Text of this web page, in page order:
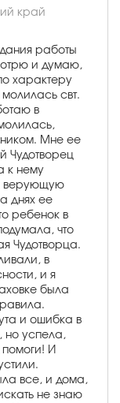
край
работы
и думаю,
характеру
свт.
в
Мне ее
Чудотворец
к нему
верующую
днях ее
ребенок в
что
Чудотворца.
в
и я
была
и ошибка в
но успела,
помоги! И
все, и дома,
не знаю